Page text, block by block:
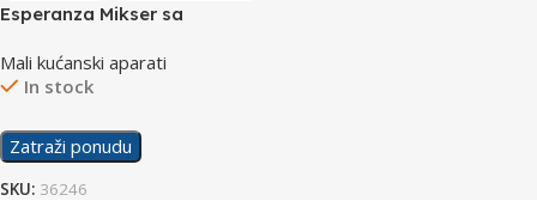
Esperanza Mikser sa
Mali kućanski aparati
In stock
Zatraži ponudu
SKU: 36246